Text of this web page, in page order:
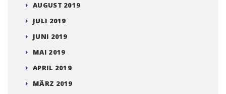
AUGUST 2019
JULI 2019
JUNI 2019
MAI 2019
APRIL 2019
MÄRZ 2019